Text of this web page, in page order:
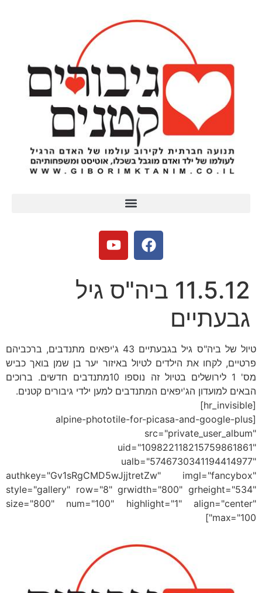
11.5.12 ביה"ס גיל
גבעתיים
טיול של ביה"ס גיל בגבעתיים 43 ג'יפאים מתנדבים, ברכביהם
פרטיים, לקחו את הילדים לטיול באיזור יער בן שמן בואך כביש
מס' 1 לירושלים בטיול זה נוספו 10מתנדבים חדשים. ברוכים
הבאים למועדון הג'יפאים המתנדבים למען ילדי גיבורים קטנים.
[hr_invisible]
[alpine-phototile-for-picasa-and-google-plus
src="private_user_album"
uid="109822118215759861861"
ualb="5746730341194414977"
authkey="Gv1sRgCMD5wJjjtretZw" imgl="fancybox"
style="gallery" row="8" grwidth="800" grheight="534"
size="800" num="100" highlight="1" align="center"
max="100"]